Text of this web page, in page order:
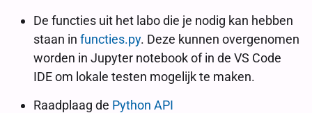
De functies uit het labo die je nodig kan hebben
staan in functies.py. Deze kunnen overgenomen
worden in Jupyter notebook of in de VS Code
IDE om lokale testen mogelijk te maken.
Raadplaag de Python API